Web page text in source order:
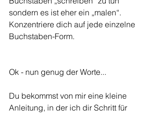
sondern es ist eher ein „malen“.
Konzentriere dich auf jede einzelne
Buchstaben-Form.
Ok - nun genug der Worte...
Du bekommst von mir eine kleine
Anleitung, in der ich dir Schritt für